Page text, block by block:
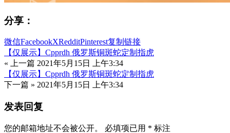
分享：
微信FacebookXRedditPinterest复制链接
【仅展示】Cpprdh 俄罗斯铜斑蛇定制指虎
« 上一篇 2021年5月15日 上午3:34
【仅展示】Cpprdh 俄罗斯铜斑蛇定制指虎
下一篇 » 2021年5月15日 上午3:34
发表回复
您的邮箱地址不会被公开。 必填项已用 * 标注